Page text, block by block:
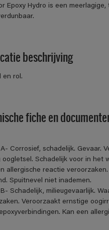
Epoxy Hydro is een
beschrijving
en rol.
fiche en
A- Corrosief, schadelijk. Gevaar.
oogletsel. Schadelijk voor in het
allergische reactie
Spuitnevel niet inademen.
B- Schadelijk, milieugevaarlijk.
Veroorzaakt ernstige
Kan een